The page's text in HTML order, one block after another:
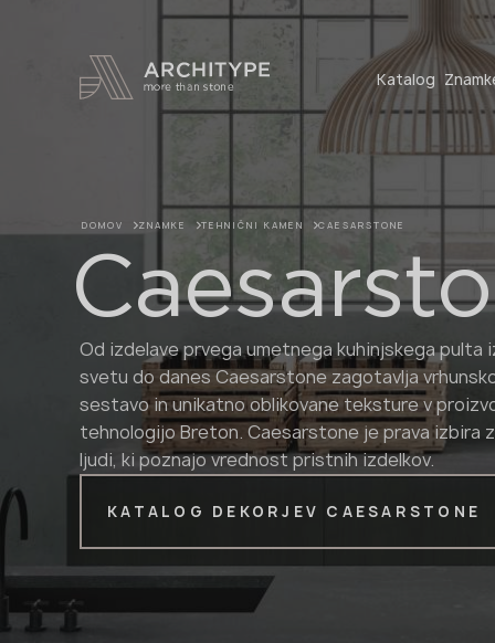
Katalog
+48 22 602 20 22
DOMOV ZNAMKE TEHNIČNI KAMEN CAESARSTONE
Od izdelave prvega umetnega kuhinjskega pulta
svetu do danes Caesarstone zagotavlja
sestavo in unikatno oblikovane teksture v
tehnologijo Breton. Caesarstone je prava izbira
ljudi, ki poznajo vrednost pristnih izdelkov.
KATALOG DEKORJEV CAESARSTONE